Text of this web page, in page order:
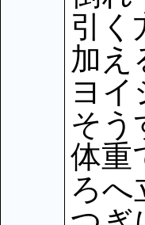
引く
加え
ヨイ
そう
体重
ろへ